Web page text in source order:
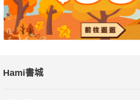
Hami書城